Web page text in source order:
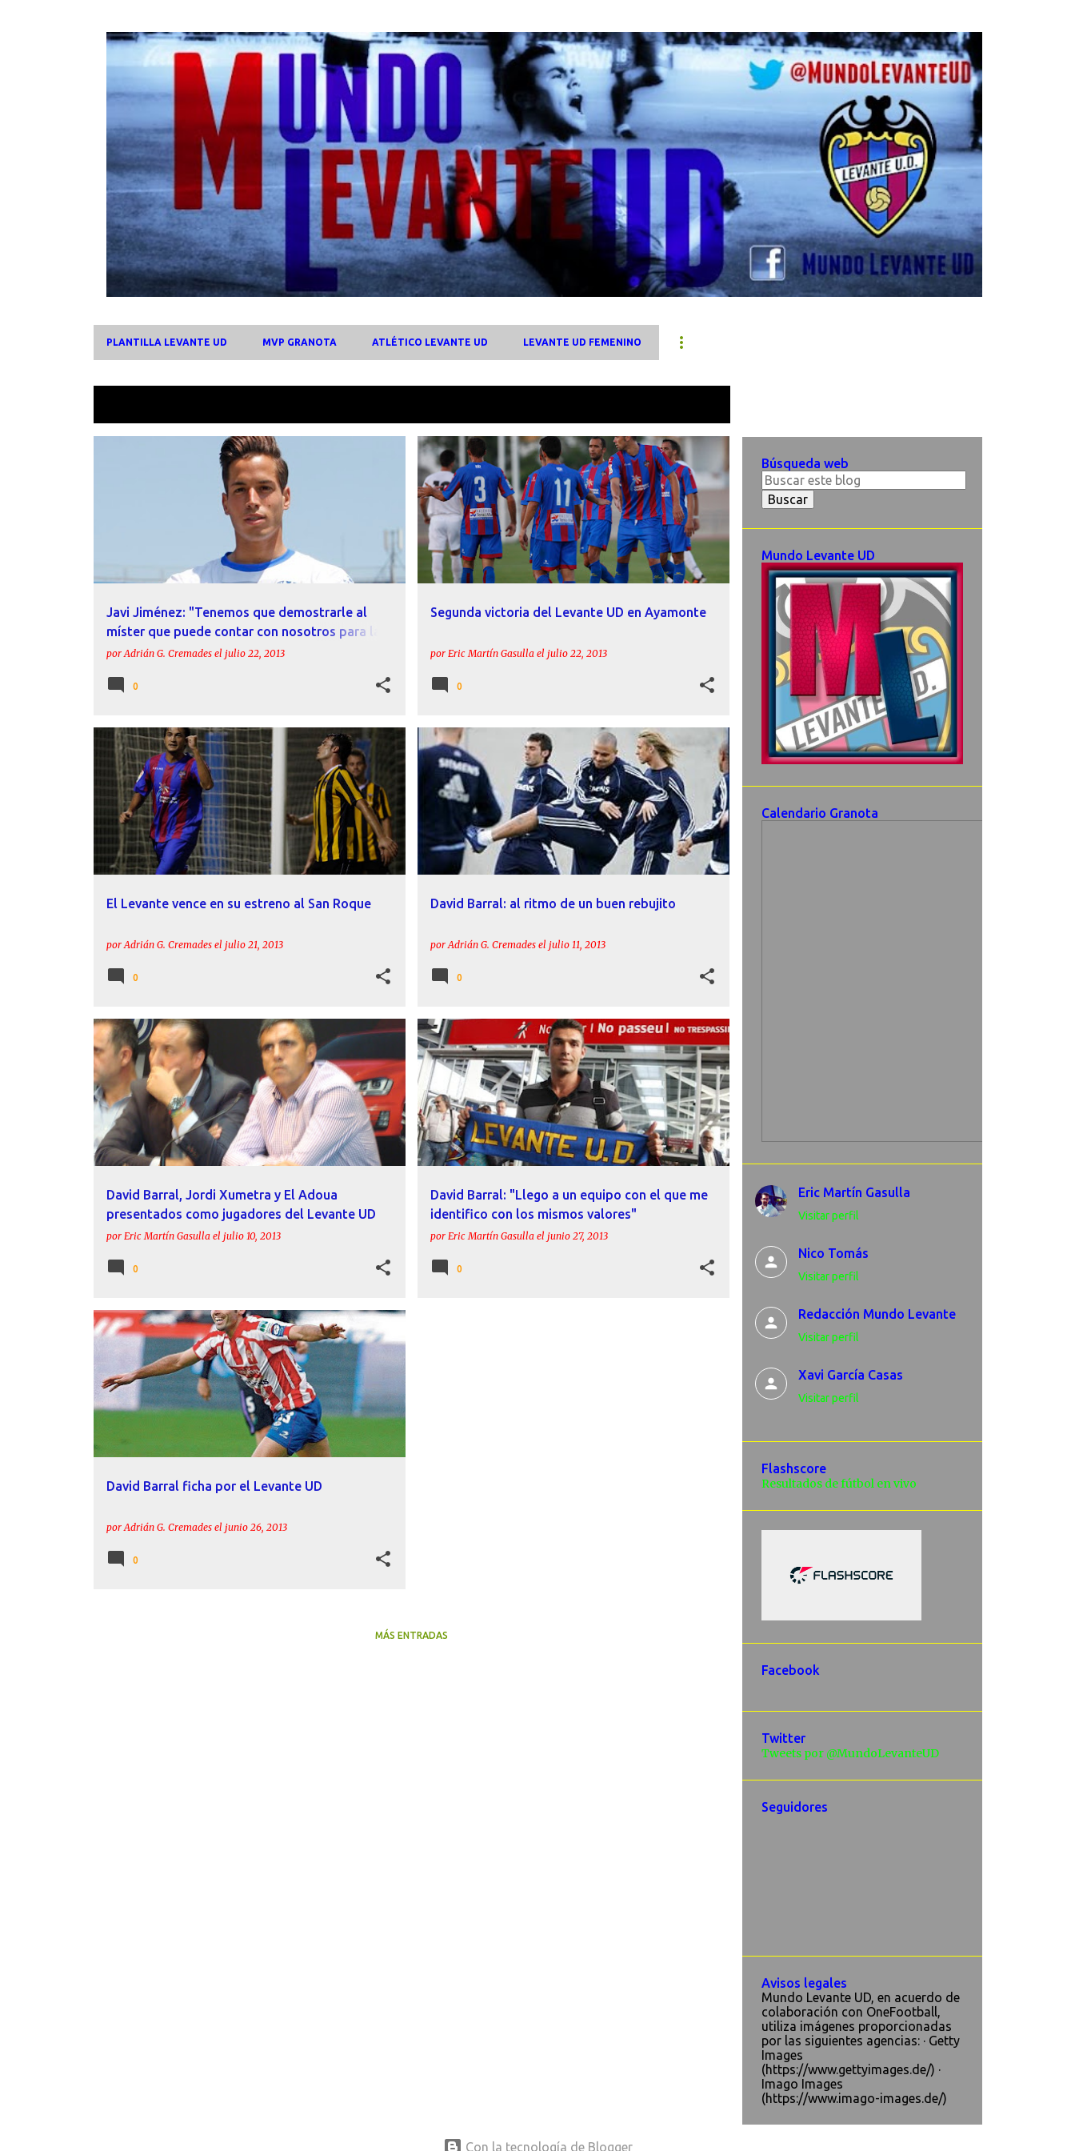
PLANTILLA LEVANTE UD MVP GRANOTA ATLÉTICO LEVANTE UD LEVANTE UD FEMENINO
d
Javi Jiménez: "Tenemos que demostrarle al
míster que puede contar con nosotros para la
Liga"
porAdrián G. Cremades el julio 22, 2013
DECLARACIONES JAVI JIMÉNEZ
PRETEMPORADA SD AYAMONTE
0
Segunda victoria del Levante UD en Ayamonte
por Eric Martín Gasulla el julio 22, 2013
ÁNGEL RODRÍGUEZ CRÓNICAS DAVID BARRAL
LEVANTE MORALES PRETEMPORADA +
SD AYAMONTE
0
El Levante vence en su estreno al San Roque
porAdrián G. Cremades el julio 21, 2013
CRÓNICAS DAVID BARRAL HÉCTOR RODAS LEVANTE
PRETEMPORADA SAN ROQUE
0
David Barral: al ritmo de un buen rebujito
porAdrián G. Cremades el julio 11, 2013
DAVID BARRAL FICHAJES LEVANTE PERFIL
0
David Barral, Jordi Xumetra y El Adoua
presentados como jugadores del Levante UD
por Eric Martín Gasulla el julio 10, 2013
DAVID BARRAL FICHAJES ISSAM EL ADOUA
+
XUMETRA
0
David Barral: "Llego a un equipo con el que me
identifico con los mismos valores"
por Eric Martín Gasulla el junio 27, 2013
DAVID BARRAL DECLARACIONES LEVANTE
0
David Barral ficha por el Levante UD
porAdrián G. Cremades el junio 26, 2013
DAVID BARRAL FICHAJES LEVANTE
0
MÁS ENTRADAS
Búsqueda web
Mundo Levante UD
Calendario Granota
Eric Martín Gasulla
Visitar perfil
Nico Tomás
Visitar perfil
Redacción Mundo Levante
Visitar perfil
Xavi García Casas
Visitar perfil
Flashscore
Resultados de fútbol en vivo
Facebook
Twitter
Tweets por @MundoLevanteUD
Seguidores
Avisos legales
Mundo Levante UD, en acuerdo de
colaboración con OneFootball,
utiliza imágenes proporcionadas
por las siguientes agencias: · Getty
Images
(https://www.gettyimages.de/) ·
Imago Images
(https://www.imago-images.de/)
Con la tecnología de Blogger